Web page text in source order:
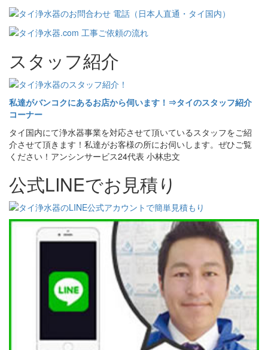
スタッフ紹介
私達がバンコクにあるお店から伺います！⇒タイのスタッフ紹介
コーナー
タイ国内にて浄水器事業を対応させて頂いているスタッフをご紹
介させて頂きます！私達がお客様の所にお伺いします。ぜひご覧
ください！アンシンサービス24代表 小林忠文
公式LINEでお見積り